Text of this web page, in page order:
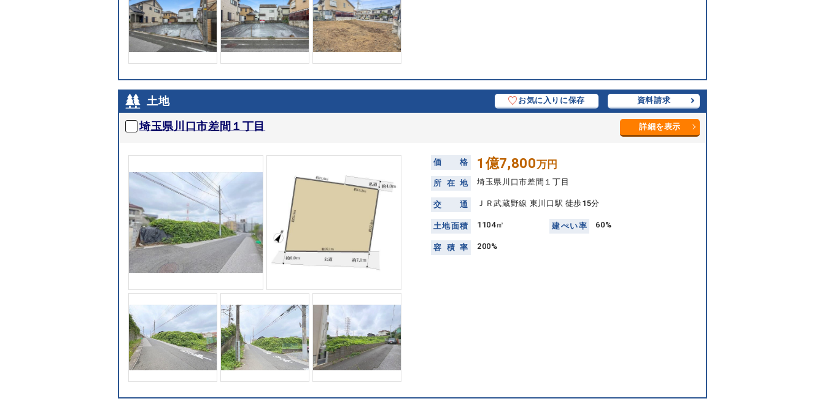
土地 お気に入りに保存 資料請求
埼玉県川口市差間１丁目 詳細を表示
価 格 1億7,800万円
所 在 地 埼玉県川口市差間１丁目
交 通 ＪＲ武蔵野線 東川口駅 徒歩15分
土地面積 1104㎡ 建ぺい率 60%
容 積 率 200%